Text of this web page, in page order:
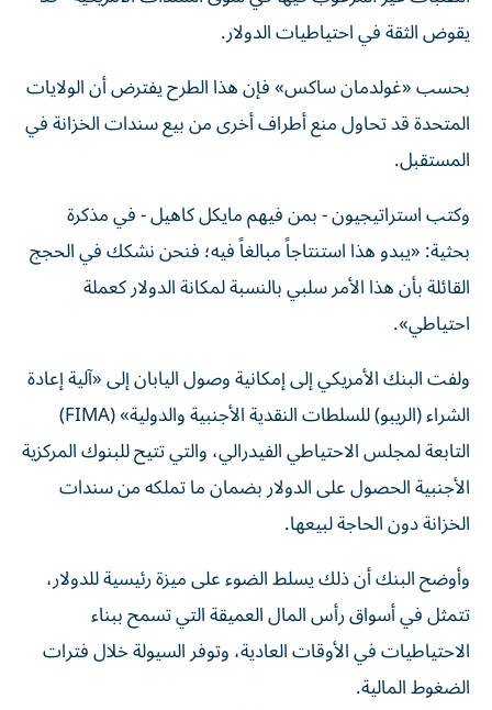
يقوض الثقة في احتياطيات الدولار.
بحسب «غولدمان ساكس» فإن هذا الطرح يفترض أن الولايات
المتحدة قد تحاول منع أطراف أخرى من بيع سندات الخزانة في
المستقبل.
وكتب استراتيجيون - بمن فيهم مايكل كاهيل - في مذكرة
بحثية: «يبدو هذا استنتاجاً مبالغاً فيه؛ فنحن نشكك في الحجج
القائلة بأن هذا الأمر سلبي بالنسبة لمكانة الدولار كعملة
احتياطي».
ولفت البنك الأمريكي إلى إمكانية وصول اليابان إلى «آلية إعادة
الشراء (الريبو) للسلطات النقدية الأجنبية والدولية» (FIMA)
التابعة لمجلس الاحتياطي الفيدرالي، والتي تتيح للبنوك المركزية
الأجنبية الحصول على الدولار بضمان ما تملكه من سندات
الخزانة دون الحاجة لبيعها.
وأوضح البنك أن ذلك يسلط الضوء على ميزة رئيسية للدولار،
تتمثل في أسواق رأس المال العميقة التي تسمح ببناء
الاحتياطيات في الأوقات العادية، وتوفر السيولة خلال فترات
الضغوط المالية.